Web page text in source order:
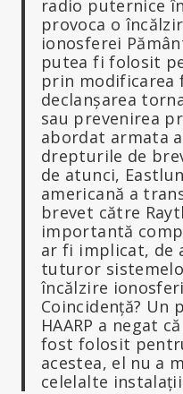
radio puternice
provoca o
ionosferei
putea fi folosit
prin
declanșarea
sau prevenirea
abordat armata
drepturile de
de atunci,
americană a
brevet către
importantă
ar fi implicat, de
tuturor
încălzire
Coincidență? Un
HAARP a negat
fost folosit
acestea, el nu a
celelalte